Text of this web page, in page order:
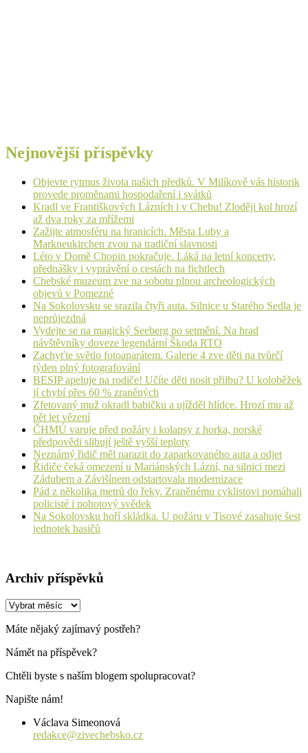
Nejnovější příspěvky
Objevte rytmus života našich předků. V Milíkově vás historik
provede proměnami hospodaření i svátků
Kradl ve Františkových Lázních i v Chebu! Zloději kol hrozí
až dva roky za mřížemi
Zažijte atmosféru na hranicích. Města Luby a
Markneukirchen zvou na tradiční slavnosti
Léto v Domě Chopin pokračuje. Láká na letní koncerty,
přednášky i vyprávění o cestách na fichtlech
Chebské muzeum zve na sobotu plnou archeologických
objevů v Pomezné
Na Sokolovsku se srazila čtyři auta. Silnice u Starého Sedla je
neprůjezdná
Vydejte se na magický Seeberg po setmění. Na hrad
návštěvníky doveze legendární Škoda RTO
Zachyťte světlo fotoaparátem. Galerie 4 zve děti na tvůrčí
týden plný fotografování
BESIP apeluje na rodiče! Učíte děti nosit přilbu? U koloběžek
jí chybí přes 60 % zraněných
Zfetovaný muž okradl babičku a ujížděl hlídce. Hrozí mu až
pět let vězení
ČHMÚ varuje před požáry i kolapsy z horka, norské
předpovědi slibují ještě vyšší teploty
Neznámý řidič měl narazit do zaparkovaného auta a odjet
Řidiče čeká omezení u Mariánských Lázní, na silnici mezi
Zádubem a Závišínem odstartovala modernizace
Pád z několika metrů do řeky. Zraněnému cyklistovi pomáhali
policisté i pohotový svědek
Na Sokolovsku hoří skládka. U požáru v Tisové zasahuje šest
jednotek hasičů
Archiv příspěvků
Archiv
Máte nějaký zajímavý postřeh?
Námět na příspěvek?
Chtěli byste s naším blogem spolupracovat?
Napište nám!
Václava Simeonová
redakce@zivechebsko.cz